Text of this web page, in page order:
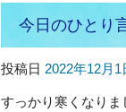
今日のひとり
投稿日 2022年12月1
すっかり寒くなりま